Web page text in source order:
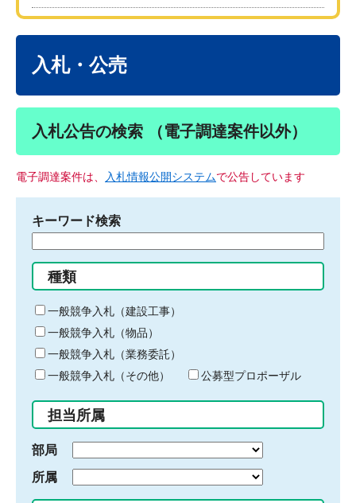
入札・公売
入札公告の検索 （電子調達案件以外）
電子調達案件は、 入札情報公開システムで公告しています
キーワード検索
る
キ
ー
ワ
ー
ド
入
力
種類
一般競争入札（建設工事）
一般競争入札（物品）
一般競争入札（業務委託）
一般競争入札（その他）
公募型プロポーザル
担当所属
部局
所属